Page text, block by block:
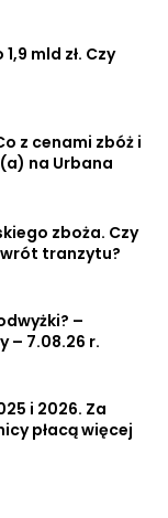
mld zł. Czy
z cenami zbóż i
na Urbana
zboża. Czy
tranzytu?
–
– 7.08.26 r.
i 2026. Za
płacą więcej